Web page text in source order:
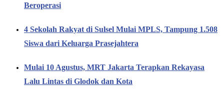
Beroperasi
4 Sekolah Rakyat di Sulsel Mulai MPLS, Tampung 1.508
Siswa dari Keluarga Prasejahtera
Mulai 10 Agustus, MRT Jakarta Terapkan Rekayasa
Lalu Lintas di Glodok dan Kota